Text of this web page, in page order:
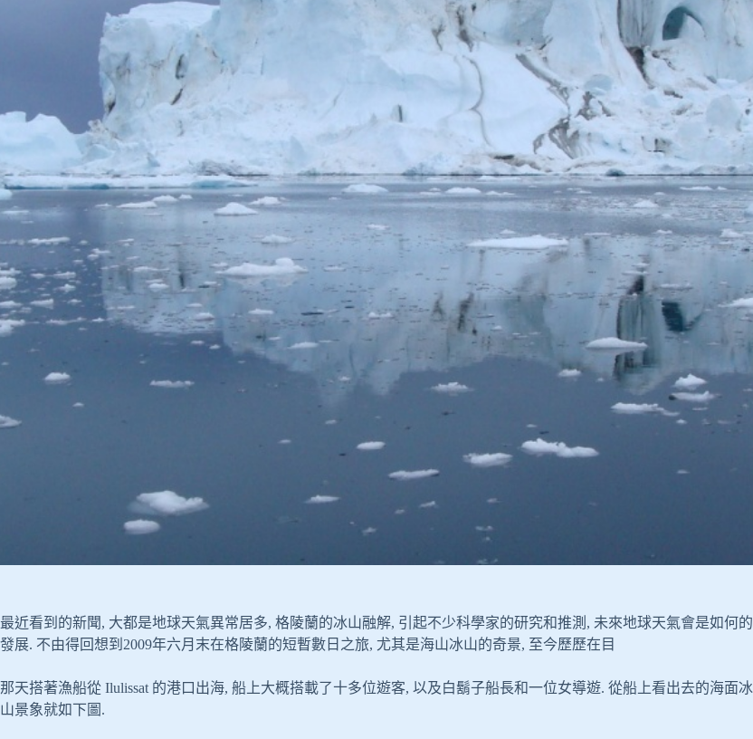
最近看到的新聞, 大都是地球天氣異常居多, 格陵蘭的冰山融解, 引起不少科學家的研究和推測, 未來地球天氣會是如何的
發展. 不由得回想到2009年六月末在格陵蘭的短暫數日之旅, 尤其是海山冰山的奇景, 至今歷歷在目
那天搭著漁船從 Ilulissat 的港口出海, 船上大概搭載了十多位遊客, 以及白鬍子船長和一位女導遊. 從船上看出去的海面冰
山景象就如下圖.